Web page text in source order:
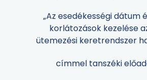
„Az esedékességi dátum
korlátozások kezelése
ütemezési keretrendszer
címmel tanszéki